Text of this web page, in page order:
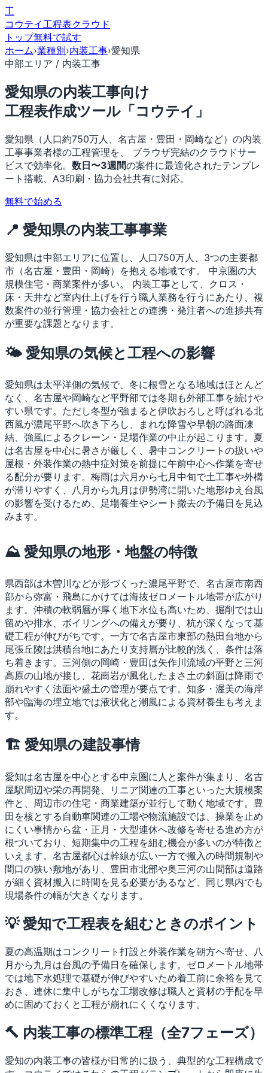
工
コウテイ工程表クラウド
トップ無料で試す
ホーム›業種別›内装工事›愛知県
中部エリア / 内装工事
愛知県の内装工事向け
工程表作成ツール「コウテイ」
愛知県（人口約750万人、名古屋・豊田・岡崎など）の内装
工事事業者様の工程管理を、 ブラウザ完結のクラウドサー
ビスで効率化。 数日〜3週間の案件に最適化されたテンプレ
ート搭載、A3印刷・協力会社共有に対応。
無料で始める
📍 愛知県の内装工事事業
愛知県は中部エリアに位置し、人口750万人、3つの主要都
市（名古屋・豊田・岡崎）を抱える地域です。 中京圏の大
規模住宅・商業案件が多い。
内装工事として、クロス・
床・天井など室内仕上げを行う職人業務を行うにあたり、複
数案件の並行管理・協力会社との連携・発注者への進捗共有
が重要な課題となります。
🌤 愛知県の気候と工程への影響
愛知県は太平洋側の気候で、冬に根雪となる地域はほとんど
なく、名古屋や岡崎など平野部では冬期も外部工事を続けや
すい県です。ただし冬型が強まると伊吹おろしと呼ばれる北
西風が濃尾平野へ吹き下ろし、まれな降雪や早朝の路面凍
結、強風によるクレーン・足場作業の中止が起こります。夏
は名古屋を中心に暑さが厳しく、暑中コンクリートの扱いや
屋根・外装作業の熱中症対策を前提に午前中心へ作業を寄せ
る配分が要ります。梅雨は六月から七月中旬で土工事や外構
が滞りやすく、八月から九月は伊勢湾に開いた地形ゆえ台風
の影響を受けるため、足場養生やシート撤去の予備日を見込
みます。
⛰ 愛知県の地形・地盤の特徴
県西部は木曽川などが形づくった濃尾平野で、名古屋市南西
部から弥富・飛島にかけては海抜ゼロメートル地帯が広がり
ます。沖積の軟弱層が厚く地下水位も高いため、掘削では山
留めや排水、ボイリングへの備えが要り、杭が深くなって基
礎工程が伸びがちです。一方で名古屋市東部の熱田台地から
尾張丘陵は洪積台地にあたり支持層が比較的浅く、条件は落
ち着きます。三河側の岡崎・豊田は矢作川流域の平野と三河
高原の山地が接し、花崗岩が風化したまさ土の斜面は降雨で
崩れやすく法面や盛土の管理が要点です。知多・渥美の海岸
部や臨海の埋立地では液状化と潮風による資材養生も考えま
す。
🏗 愛知県の建設事情
愛知は名古屋を中心とする中京圏に人と案件が集まり、名古
屋駅周辺や栄の再開発、リニア関連の工事といった大規模案
件と、周辺市の住宅・商業建築が並行して動く地域です。豊
田を核とする自動車関連の工場や物流施設では、操業を止め
にくい事情から盆・正月・大型連休へ改修を寄せる進め方が
根づいており、短期集中の工程を組む機会が多いのが特徴と
いえます。名古屋都心は幹線が広い一方で搬入の時間規制や
間口の狭い敷地があり、豊田市北部や奥三河の山間部は道路
が細く資材搬入に時間を見る必要があるなど、同じ県内でも
現場条件の幅が大きくなります。
💡 愛知で工程表を組むときのポイント
夏の高温期はコンクリート打設と外装作業を朝方へ寄せ、八
月から九月は台風の予備日を確保します。ゼロメートル地帯
では地下水処理で基礎が伸びやすいため着工前に余裕を見て
おき、連休に集中しがちな工場改修は職人と資材の手配を早
めに固めておくと工程が崩れにくくなります。
🔨 内装工事の標準工程（全7フェーズ）
愛知の内装工事の皆様が日常的に扱う、典型的な工程構成で